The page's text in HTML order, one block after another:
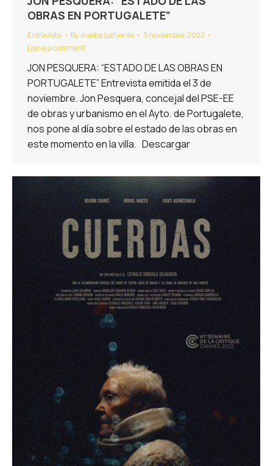
OBRAS EN PORTUGALETE”
Entrevista ByJoseba Lafuente
3 noviembre, 2022
Leave a comment
JON PESQUERA: “ESTADO DE LAS OBRAS EN
PORTUGALETE” Entrevista emitida el 3 de
noviembre. Jon Pesquera, concejal del PSE-EE
de obras y urbanismo en el Ayto. de Portugalete,
nos pone al día sobre el estado de las obras en
este momento en la villa. Descargar